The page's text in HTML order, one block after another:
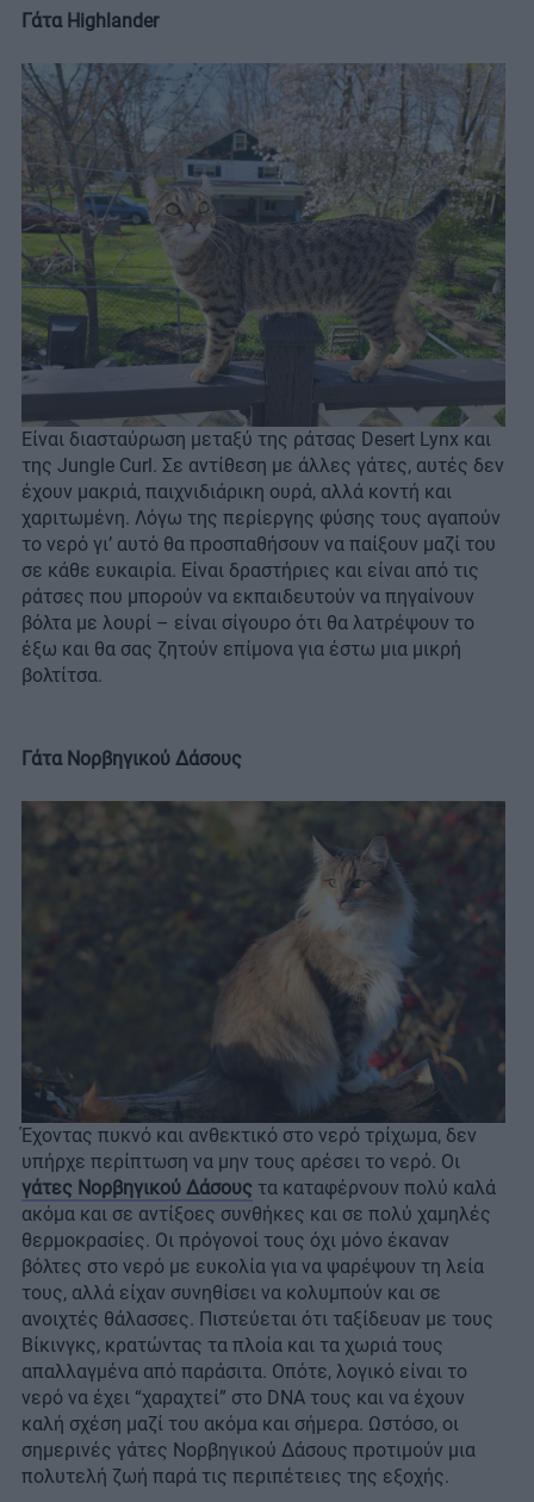
Γάτα Highlander
Είναι διασταύρωση μεταξύ της ράτσας Desert Lynx και
της Jungle Curl. Σε αντίθεση με άλλες γάτες, αυτές δεν
έχουν μακριά, παιχνιδιάρικη ουρά, αλλά κοντή και
χαριτωμένη. Λόγω της περίεργης φύσης τους αγαπούν
το νερό γι’ αυτό θα προσπαθήσουν να παίξουν μαζί του
σε κάθε ευκαιρία. Είναι δραστήριες και είναι από τις
ράτσες που μπορούν να εκπαιδευτούν να πηγαίνουν
βόλτα με λουρί – είναι σίγουρο ότι θα λατρέψουν το
έξω και θα σας ζητούν επίμονα για έστω μια μικρή
βολτίτσα.
Γάτα Νορβηγικού Δάσους
Έχοντας πυκνό και ανθεκτικό στο νερό τρίχωμα, δεν
υπήρχε περίπτωση να μην τους αρέσει το νερό. Οι
γάτες Νορβηγικού Δάσους τα καταφέρνουν πολύ καλά
ακόμα και σε αντίξοες συνθήκες και σε πολύ χαμηλές
θερμοκρασίες. Οι πρόγονοί τους όχι μόνο έκαναν
βόλτες στο νερό με ευκολία για να ψαρέψουν τη λεία
τους, αλλά είχαν συνηθίσει να κολυμπούν και σε
ανοιχτές θάλασσες. Πιστεύεται ότι ταξίδευαν με τους
Βίκινγκς, κρατώντας τα πλοία και τα χωριά τους
απαλλαγμένα από παράσιτα. Οπότε, λογικό είναι το
νερό να έχει “χαραχτεί” στο DNA τους και να έχουν
καλή σχέση μαζί του ακόμα και σήμερα. Ωστόσο, οι
σημερινές γάτες Νορβηγικού Δάσους προτιμούν μια
πολυτελή ζωή παρά τις περιπέτειες της εξοχής.